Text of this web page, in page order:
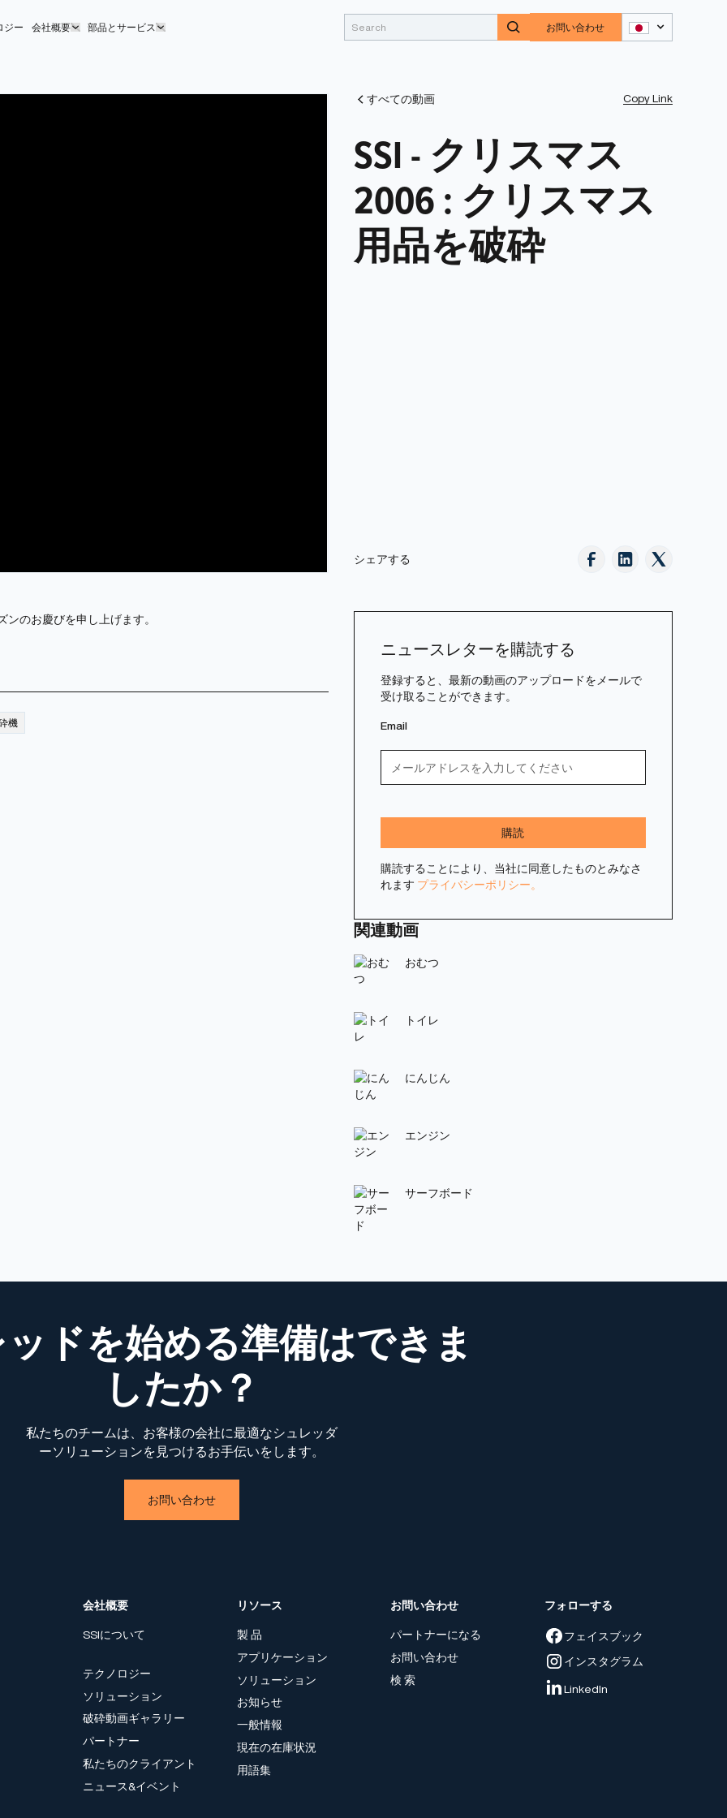
ジー 会社概要 部品とサービス お問い合わせ
すべての動画 Copy Link
SSI - クリスマス
2006 : クリスマス
用品を破砕
シェアする
のお慶びを申し上げます。
機
ニュースレターを購読する
登録すると、最新の動画のアップロードをメールで
受け取ることができます。
Email
購読することにより、当社に同意したものとみなさ
れます プライバシーポリシー。
関連動画
おむつ
トイレ
にんじん
エンジン
サーフボード
ドを始める準備はできま
したか？
私たちのチームは、お客様の会社に最適なシュレッダ
ーソリューションを見つけるお手伝いをします。
お問い合わせ
会社概要
SSIについて
テクノロジー
ソリューション
破砕動画ギャラリー
パートナー
私たちのクライアント
ニュース&イベント
リソース
製 品
アプリケーション
ソリューション
お知らせ
一般情報
現在の在庫状況
用語集
お問い合わせ
パートナーになる
お問い合わせ
検 索
フォローする
フェイスブック
インスタグラム
LinkedIn